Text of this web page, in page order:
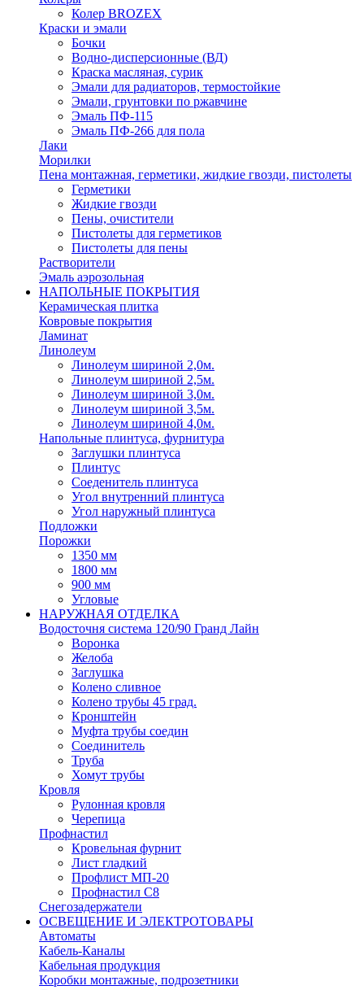
Колер BROZEX
Краски и эмали
Бочки
Водно-дисперсионные (ВД)
Краска масляная, сурик
Эмали для радиаторов, термостойкие
Эмали, грунтовки по ржавчине
Эмаль ПФ-115
Эмаль ПФ-266 для пола
Лаки
Морилки
Пена монтажная, герметики, жидкие гвозди, пистолеты
Герметики
Жидкие гвозди
Пены, очистители
Пистолеты для герметиков
Пистолеты для пены
Растворители
Эмаль аэрозольная
НАПОЛЬНЫЕ ПОКРЫТИЯ
Керамическая плитка
Ковровые покрытия
Ламинат
Линолеум
Линолеум шириной 2,0м.
Линолеум шириной 2,5м.
Линолеум шириной 3,0м.
Линолеум шириной 3,5м.
Линолеум шириной 4,0м.
Напольные плинтуса, фурнитура
Заглушки плинтуса
Плинтус
Соеденитель плинтуса
Угол внутренний плинтуса
Угол наружный плинтуса
Подложки
Порожки
1350 мм
1800 мм
900 мм
Угловые
НАРУЖНАЯ ОТДЕЛКА
Водосточня система 120/90 Гранд Лайн
Воронка
Желоба
Заглушка
Колено сливное
Колено трубы 45 град.
Кронштейн
Муфта трубы соедин
Соединитель
Труба
Хомут трубы
Кровля
Рулонная кровля
Черепица
Профнастил
Кровельная фурнит
Лист гладкий
Профлист МП-20
Профнастил С8
Снегозадержатели
ОСВЕЩЕНИЕ И ЭЛЕКТРОТОВАРЫ
Автоматы
Кабель-Каналы
Кабельная продукция
Коробки монтажные, подрозетники